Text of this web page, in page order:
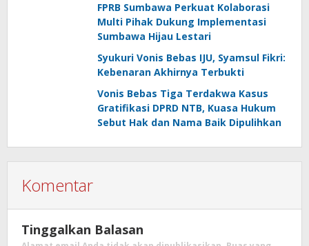
FPRB Sumbawa Perkuat Kolaborasi
Multi Pihak Dukung Implementasi
Sumbawa Hijau Lestari
Syukuri Vonis Bebas IJU, Syamsul Fikri:
Kebenaran Akhirnya Terbukti
Vonis Bebas Tiga Terdakwa Kasus
Gratifikasi DPRD NTB, Kuasa Hukum
Sebut Hak dan Nama Baik Dipulihkan
Komentar
Tinggalkan Balasan